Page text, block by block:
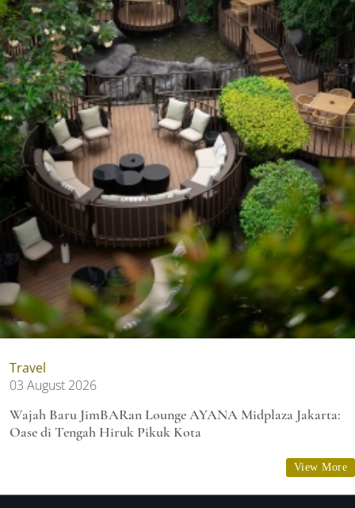
Travel
03 August 2026
Wajah Baru JimBARan Lounge AYANA Midplaza Jakarta:
Oase di Tengah Hiruk Pikuk Kota
View More